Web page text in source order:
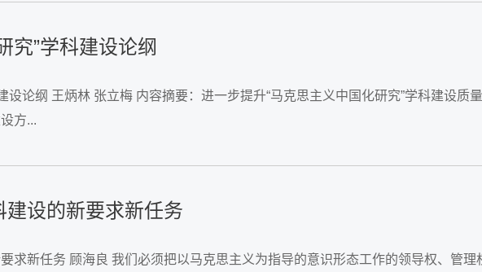
究”学科建设论纲
设论纲 王炳林 张立梅 内容摘要：进一步提升“马克思主义中国化研究”学科建设
方...
设的新要求新任务
求新任务 顾海良 我们必须把以马克思主义为指导的意识形态工作的领导权、管